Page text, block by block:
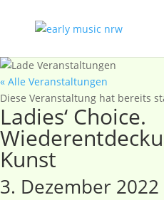
« Alle Veranstaltungen
Diese Veranstaltung hat bereits
Ladies‘ Choice.
Kunst
3. Dezember 2022